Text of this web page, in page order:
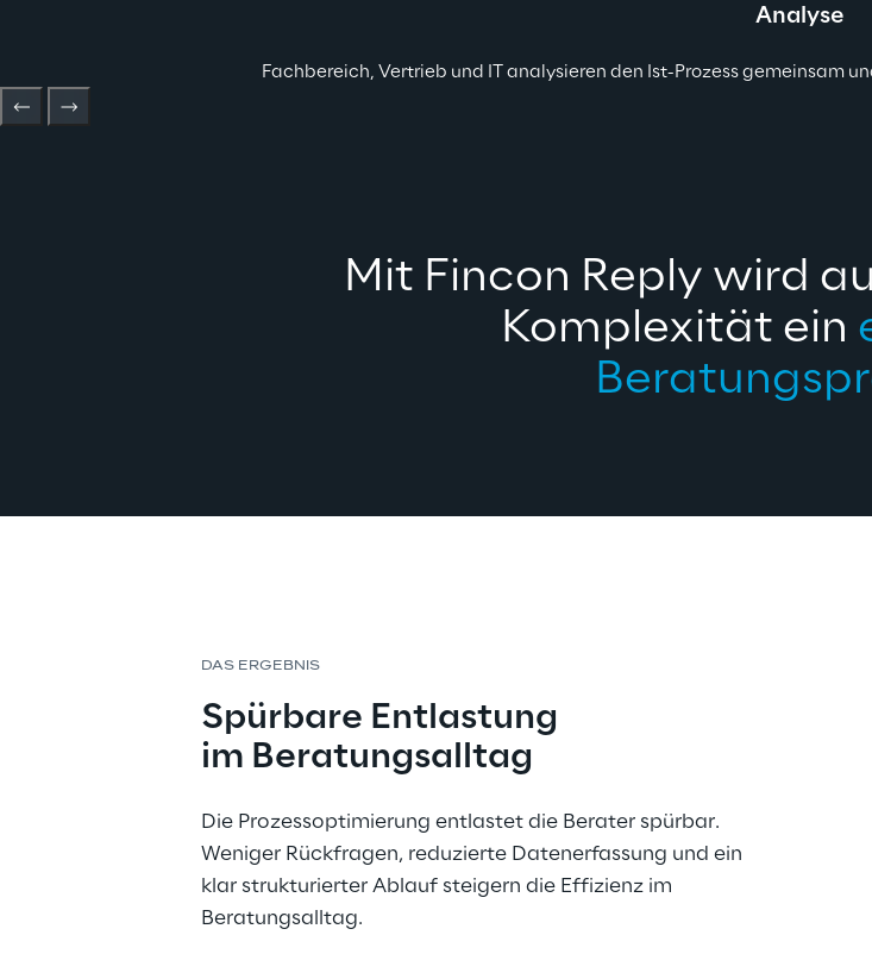
Analyse
Fachbereich, Vertrieb und IT analysieren den Ist-Prozess gemeinsam
Mit Fincon Reply wird
Komplexität ein
DAS ERGEBNIS
Spürbare Entlastung
im Beratungsalltag
Die Prozessoptimierung entlastet die Berater spürbar.
Weniger Rückfragen, reduzierte Datenerfassung und ein
klar strukturierter Ablauf steigern die Effizienz im
Beratungsalltag.